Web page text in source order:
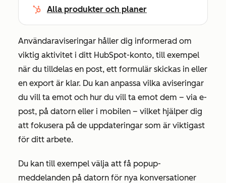
Alla produkter och planer
Användaraviseringar håller dig informerad om
viktig aktivitet i ditt HubSpot-konto, till exempel
när du tilldelas en post, ett formulär skickas in eller
en export är klar. Du kan anpassa vilka aviseringar
du vill ta emot och hur du vill ta emot dem – via e-
post, på datorn eller i mobilen – vilket hjälper dig
att fokusera på de uppdateringar som är viktigast
för ditt arbete.
Du kan till exempel välja att få popup-
meddelanden på datorn för nya konversationer